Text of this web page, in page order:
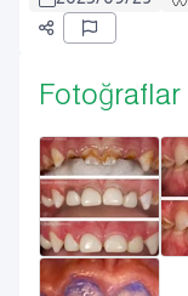
Fotoğraflar